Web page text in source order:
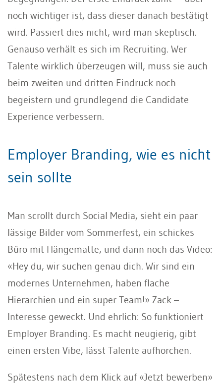
noch wichtiger ist, dass dieser danach bestätigt
wird. Passiert dies nicht, wird man skeptisch.
Genauso verhält es sich im Recruiting. Wer
Talente wirklich überzeugen will, muss sie auch
beim zweiten und dritten Eindruck noch
begeistern und grundlegend die Candidate
Experience verbessern.
Employer Branding, wie es nicht
sein sollte
Man scrollt durch Social Media, sieht ein paar
lässige Bilder vom Sommerfest, ein schickes
Büro mit Hängematte, und dann noch das Video:
«Hey du, wir suchen genau dich. Wir sind ein
modernes Unternehmen, haben flache
Hierarchien und ein super Team!» Zack –
Interesse geweckt. Und ehrlich: So funktioniert
Employer Branding. Es macht neugierig, gibt
einen ersten Vibe, lässt Talente aufhorchen.
Spätestens nach dem Klick auf «Jetzt bewerben»